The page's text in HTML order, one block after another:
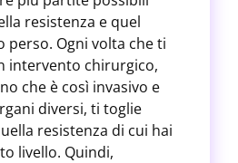
resistenza e quel
perso. Ogni volta che ti
intervento chirurgico,
che è così invasivo e
diversi, ti toglie
resistenza di cui hai
livello. Quindi,